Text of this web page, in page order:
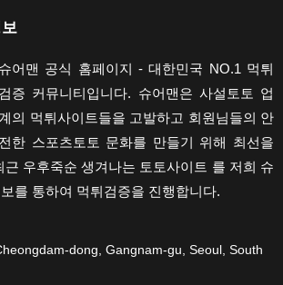
슈어맨 공식 홈페이지 - 대한민국 NO.1 먹튀
검증 커뮤니티입니다. 슈어맨은 사설토토 업
계의 먹튀사이트들을 고발하고 회원님들의 안
전한 스포츠토토 문화를 만들기 위해 최선을
근 우후죽순 생겨나는 토토사이트 를 저희 슈
를 통하여 먹튀검증을 진행합니다.
dong, Gangnam-gu, Seoul, South